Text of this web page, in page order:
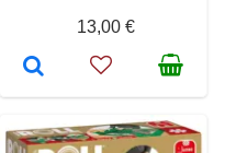
13,00 €